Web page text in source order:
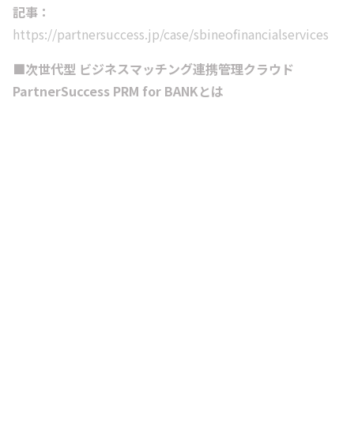
記事：
https://partnersuccess.jp/case/sbineofinancialservices
■次世代型 ビジネスマッチング連携管理クラウド
PartnerSuccess PRM for BANKとは